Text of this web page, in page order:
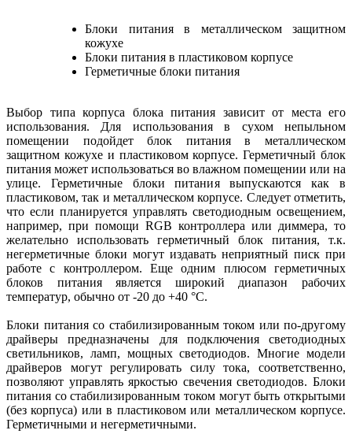
Блоки питания в металлическом защитном
кожухе
Блоки питания в пластиковом корпусе
Герметичные блоки питания
Выбор типа корпуса блока питания зависит от места его
использования. Для использования в сухом непыльном
помещении подойдет блок питания в металлическом
защитном кожухе и пластиковом корпусе. Герметичный блок
питания может использоваться во влажном помещении или на
улице. Герметичные блоки питания выпускаются как в
пластиковом, так и металлическом корпусе. Следует отметить,
что если планируется управлять светодиодным освещением,
например, при помощи RGB контроллера или диммера, то
желательно использовать герметичный блок питания, т.к.
негерметичные блоки могут издавать неприятный писк при
работе с контроллером. Еще одним плюсом герметичных
блоков питания является широкий диапазон рабочих
температур, обычно от -20 до +40 °C.
Блоки питания со стабилизированным током или по-другому
драйверы предназначены для подключения светодиодных
светильников, ламп, мощных светодиодов. Многие модели
драйверов могут регулировать силу тока, соответственно,
позволяют управлять яркостью свечения светодиодов. Блоки
питания со стабилизированным током могут быть открытыми
(без корпуса) или в пластиковом или металлическом корпусе.
Герметичными и негерметичными.